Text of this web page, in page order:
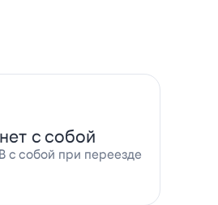
с собой
с собой при переезде